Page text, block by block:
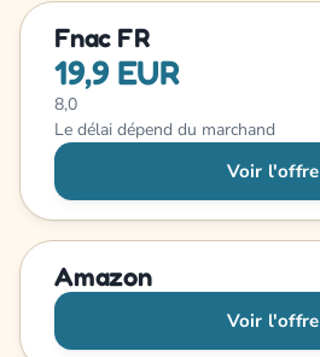
Fnac FR
19,9 EUR
8,0
Le délai dépend du marchand
Voir l'offre
Amazon
Voir l'offre